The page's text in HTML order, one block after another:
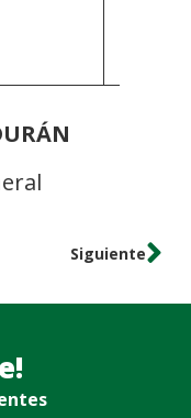
Siguiente